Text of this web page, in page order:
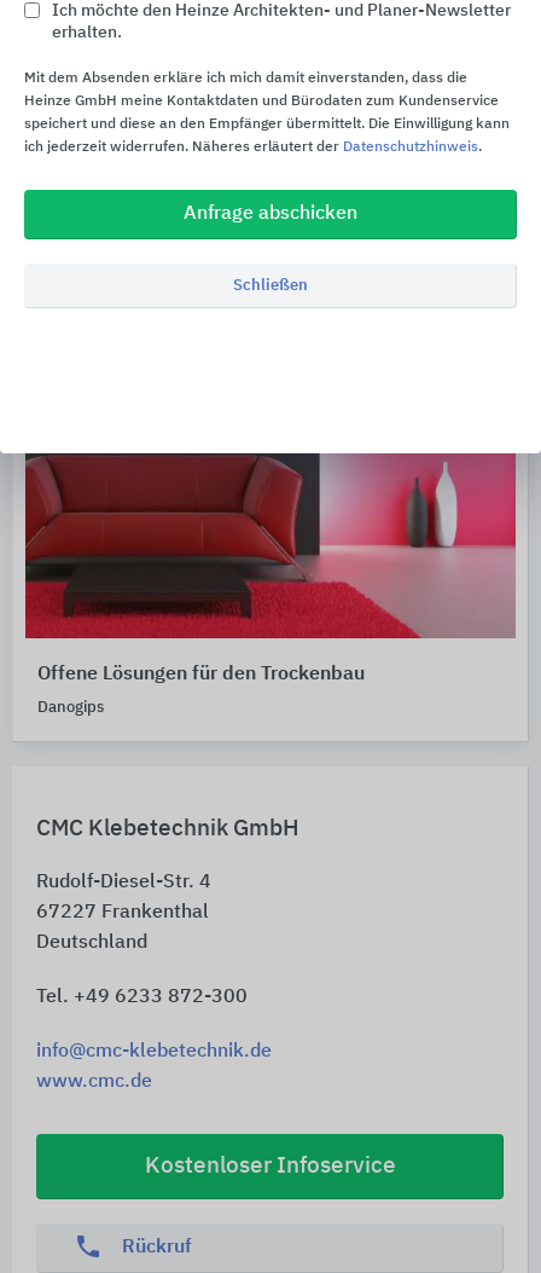
CMC Klebetechnik GmbH
Rudolf-Diesel-Str. 4
67227 Frankenthal
Deutschland
Tel. +49 6233 872-300
info@cmc-klebetechnik.de
www.cmc.de
Kostenloser Infoservice
phone Rückruf
Anschlussfugen im Hochbau, Abdichtungssysteme
für Fenster, Türen und Fassaden
HANNO
Offene Lösungen für den Trockenbau
Danogips
Ich möchte den Heinze Architekten- und Planer-Newsletter
erhalten.
Mit dem Absenden erkläre ich mich damit einverstanden, dass die
Heinze GmbH meine Kontaktdaten und Bürodaten zum Kundenservice
speichert und diese an den Empfänger übermittelt. Die Einwilligung kann
ich jederzeit widerrufen. Näheres erläutert der Datenschutzhinweis.
Anfrage abschicken
Schließen